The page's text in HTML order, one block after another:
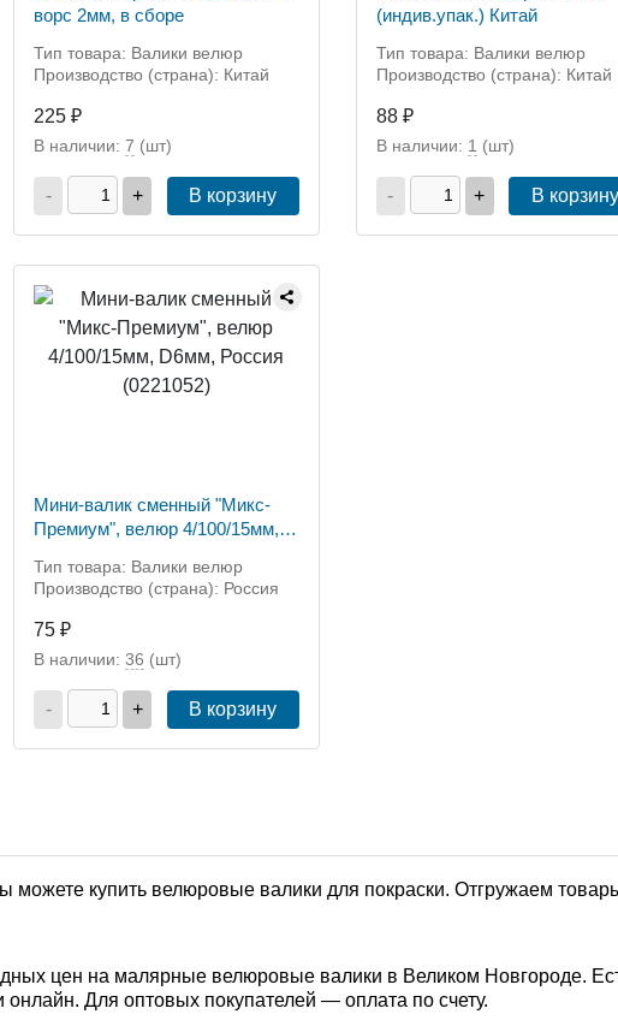
ворс 2мм, в сборе
Тип товара: Валики велюр
Производство (страна): Китай
225 ₽
В наличии: 7 (шт)
- + В корзину
(индив.упак.) Китай
Тип товара: Валики велюр
Производство (страна): Китай
88 ₽
В наличии: 1 (шт)
- + В корзину
Мини-валик сменный "Микс-
Премиум", велюр 4/100/15мм,
Тип товара: Валики велюр
Производство (страна): Россия
75 ₽
В наличии: 36 (шт)
- + В корзину
можете купить велюровые валики для покраски. Отгружаем
цен на малярные велюровые валики в Великом Новгороде.
Для оптовых покупателей — оплата по счету.